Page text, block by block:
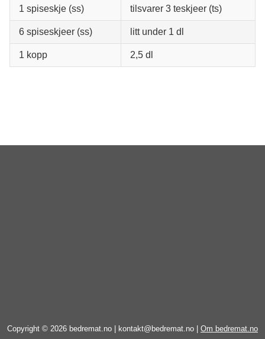
1 spiseskje (ss) tilsvarer 3 teskjeer (ts)
6 spiseskjeer (ss) litt under 1 dl
1 kopp 2,5 dl
Copyright © 2026 bedremat.no | kontakt@bedremat.no Om bedremat.no